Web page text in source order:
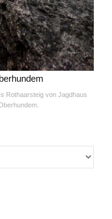
Rothaarsteig von Jagdhaus